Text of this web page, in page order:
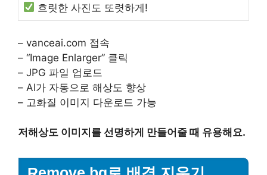
흐릿한 사진도 또렷하게!
– vanceai.com 접속
– “Image Enlarger” 클릭
– JPG 파일 업로드
– AI가 자동으로 해상도 향상
– 고화질 이미지 다운로드 가능
저해상도 이미지를 선명하게 만들어줄 때 유용해요.